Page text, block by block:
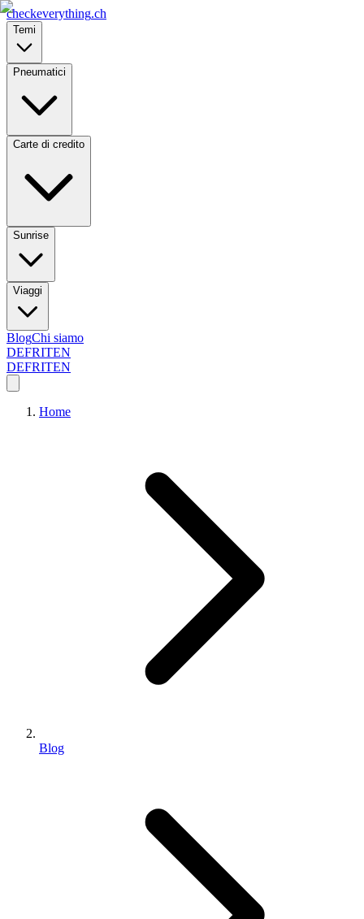
checkeverything.ch
Temi
Pneumatici
Carte di credito
Sunrise
Viaggi
BlogChi siamo
DEFRITEN
DEFRITEN
Home
Blog